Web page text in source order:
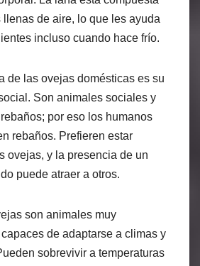
llenas de aire, lo que les ayuda
incluso cuando hace frío.
de las ovejas domésticas es su
Son animales sociales y
por eso los humanos
rebaños. Prefieren estar
ovejas, y la presencia de un
puede atraer a otros.
son animales muy
de adaptarse a climas y
sobrevivir a temperaturas